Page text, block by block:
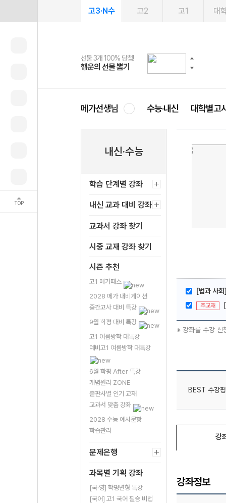
TOP
고3·N수 고2 고1 대
선물 3개 100% 당첨!
행운의 선물 뽑기
선물 100% 증정!
메가스터디 X 올리브
여름방학 스터디 캐시백
메가런 썸머스쿨
2027 러셀 단과
강사 공개선발
스마트러닝앱
설문 EVENT
메가패스
3일 무료 체험권
메가패스 수강생 무료혜택!
메가클럽 멤버십
사회공헌 캠페인
희망이룸 메가나눔
메가선생님 수능·내신 대학별고
내신·수능
학습 단계별 강좌
내신 교과 대비 강좌
교과서 강좌 찾기
시중 교재 강좌 찾기
시즌 추천
고1 메가패스
2028 메가 내비게이션
중간고사 대비 특강
9월 학평 대비 특강
고1 여름방학 대특강
예비고1 여름방학 대특강
6월 학평 After 특강
개념원리 ZONE
출판사별 인기 교재
교과서 맞춤 강좌
2028 수능 예시문항
학습관리
문제은행
과목별 기획 강좌
[국·영] 학평변형 특강
[국어] 고1 국어 필승 비법
[법과 사
주교재
※ 강좌를 수강 신
BEST 수강평
강
강좌정보